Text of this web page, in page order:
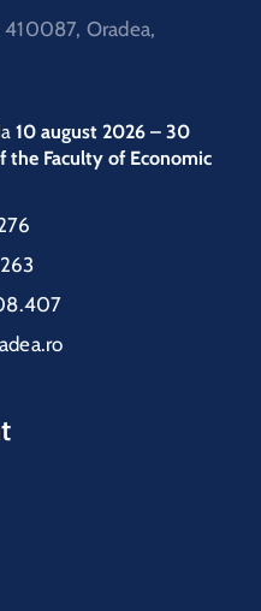
Oradea,
10 august 2026 – 30
the Faculty of Economic